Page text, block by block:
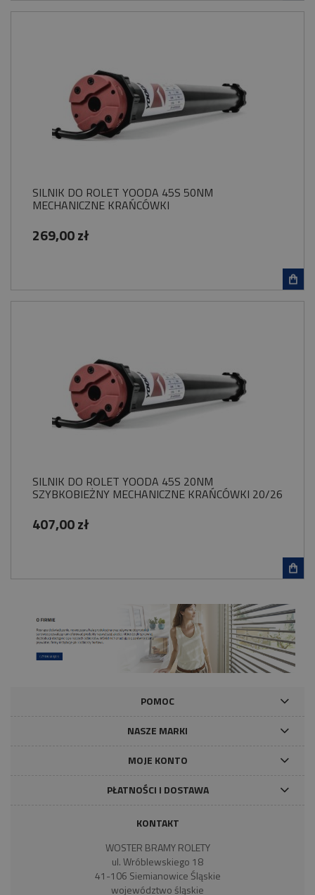
SILNIK DO ROLET YOODA 45S 50NM
MECHANICZNE KRAŃCÓWKI
269,00 zł
SILNIK DO ROLET YOODA 45S 20NM
SZYBKOBIEŻNY MECHANICZNE KRAŃCÓWKI 20/26
407,00 zł
POMOC
NASZE MARKI
MOJE KONTO
PŁATNOŚCI I DOSTAWA
KONTAKT
WOSTER BRAMY ROLETY
ul. Wróblewskiego 18
41-106 Siemianowice Śląskie
województwo śląskie